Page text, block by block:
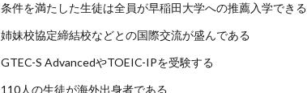
条件を満たした生徒は全員が早稲田大学への推薦入学できる
姉妹校協定締結校などとの国際交流が盛んである
GTEC-S AdvancedやTOEIC-IPを受験する
110人の生徒が海外出身者である